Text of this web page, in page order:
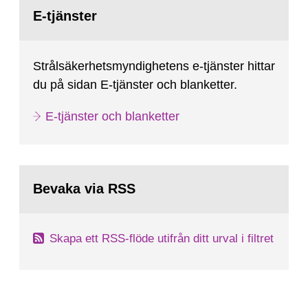
sida:E-tjänster
Strålsäkerhetsmyndighetens e-tjänster hittar
du på sidan E-tjänster och blanketter.
E-tjänster och blanketter
Bevaka via RSS
Skapa ett RSS-flöde utifrån ditt urval i filtret